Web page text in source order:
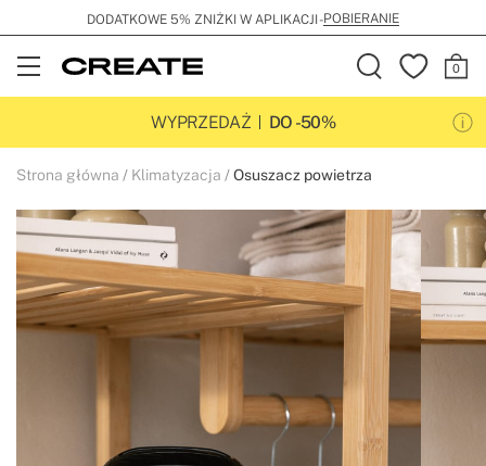
DODATKOWE 5% ZNIŻKI W APLIKACJI -POBIERANIE
Open
Menu
WYPRZEDAŻ
DO -50%
Strona główna Klimatyzacja Osuszacz powietrza